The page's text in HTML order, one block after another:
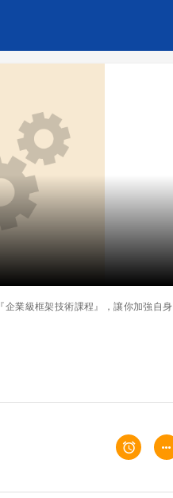
業級框架技術課程』，讓你加強自身